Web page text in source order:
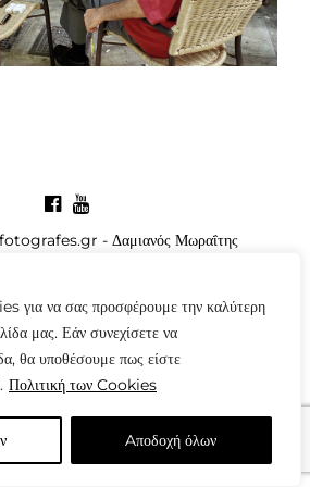
για να σας προσφέρουμε την καλύτερη
μας. Εάν συνεχίσετε να
θα υποθέσουμε πως είστε
Πολιτική των Cookies
Aποδοχή όλων
- Δαμιανός Μωραΐτης